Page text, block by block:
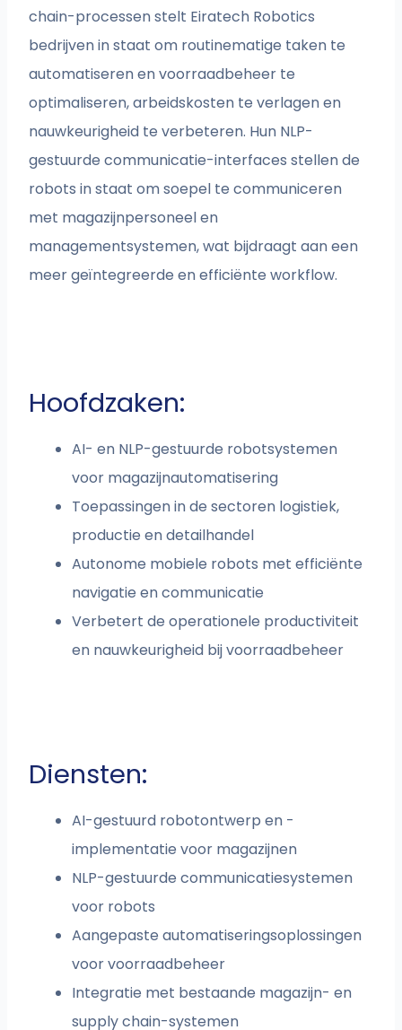
chain-processen stelt Eiratech Robotics
bedrijven in staat om routinematige taken te
automatiseren en voorraadbeheer te
optimaliseren, arbeidskosten te verlagen en
nauwkeurigheid te verbeteren. Hun NLP-
gestuurde communicatie-interfaces stellen de
robots in staat om soepel te communiceren
met magazijnpersoneel en
managementsystemen, wat bijdraagt aan een
meer geïntegreerde en efficiënte workflow.
Hoofdzaken:
AI- en NLP-gestuurde robotsystemen
voor magazijnautomatisering
Toepassingen in de sectoren logistiek,
productie en detailhandel
Autonome mobiele robots met efficiënte
navigatie en communicatie
Verbetert de operationele productiviteit
en nauwkeurigheid bij voorraadbeheer
Diensten:
AI-gestuurd robotontwerp en -
implementatie voor magazijnen
NLP-gestuurde communicatiesystemen
voor robots
Aangepaste automatiseringsoplossingen
voor voorraadbeheer
Integratie met bestaande magazijn- en
supply chain-systemen